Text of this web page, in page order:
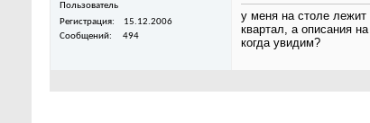
Пользователь
Регистрация
15.12.2006
Сообщений
494
у меня на столе лежит
квартал, а описания
когда увидим?